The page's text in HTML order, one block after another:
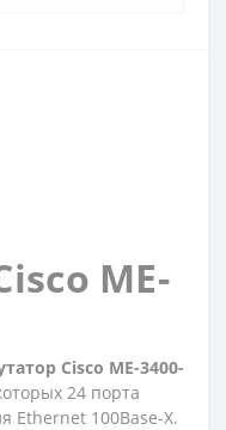
ME-
Cisco ME-3400-
24 порта
Ethernet 100Base-X.